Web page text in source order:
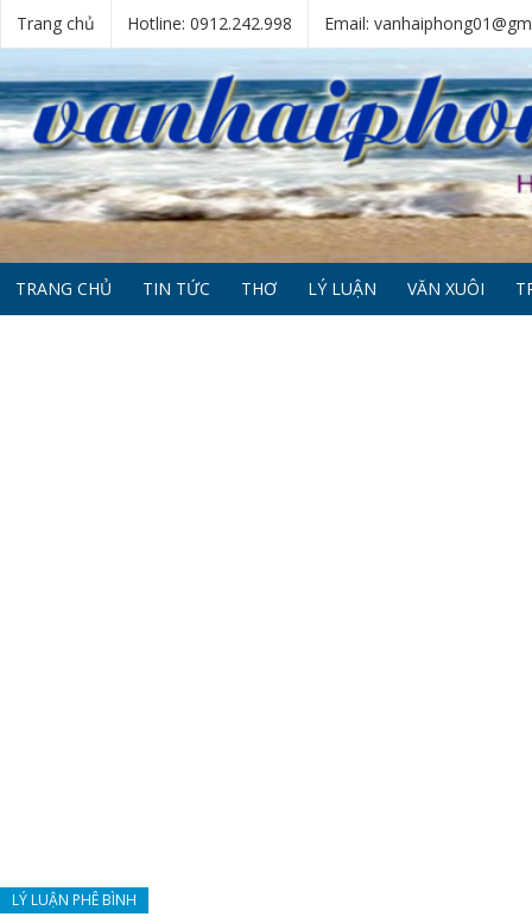
Trang chủ Hotline: 0912.242.998 Email:
TRANG CHỦ TIN TỨC THƠ LÝ LUẬN VĂN XUÔI
LÝ LUẬN PHÊ BÌNH